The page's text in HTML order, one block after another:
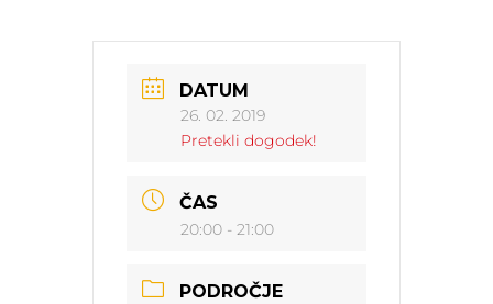
DATUM
26. 02. 2019
Pretekli dogodek!
ČAS
20:00 - 21:00
PODROČJE